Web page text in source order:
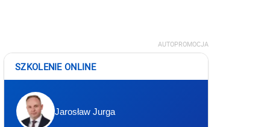
AUTOPROMOCJA
SZKOLENIE ONLINE
Jarosław Jurga